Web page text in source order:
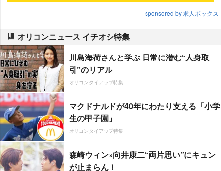
sponsored by 求人ボックス
オリコンニュース イチオシ特集
川島海荷さんと学ぶ 日常に潜む“人身取
引”のリアル
オリコンタイアップ特集
マクドナルドが40年にわたり支える「小学
生の甲子園」
オリコンタイアップ特集
森崎ウィン×向井康二“両片思い”にキュン
が止まらん！